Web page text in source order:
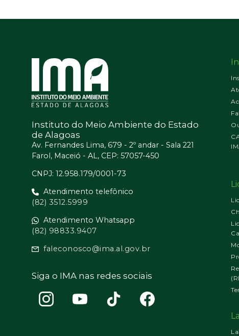
Instituto do Meio Ambiente do Estado
de Alagoas
Av. Fernandes Lima, 679 - 2º andar - Sala 221
Farol, Maceió - AL, CEP: 57057-450
CNPJ: 12.958.179/0001-73
Atendimento telefônico
(82) 3512.5999
Atendimento Whatsapp
(82) 98833.9407
faleconosco@ima.al.gov.br
Siga o IMA nas redes sociais